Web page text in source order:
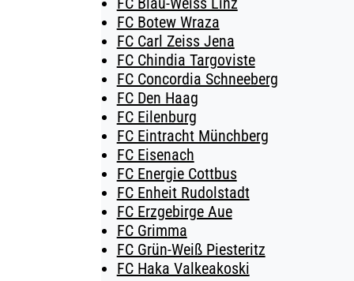
FC Botew Wraza
FC Carl Zeiss Jena
FC Chindia Targoviste
FC Concordia Schneeberg
FC Den Haag
FC Eilenburg
FC Eintracht Münchberg
FC Eisenach
FC Energie Cottbus
FC Enheit Rudolstadt
FC Erzgebirge Aue
FC Grimma
FC Grün-Weiß Piesteritz
FC Haka Valkeakoski